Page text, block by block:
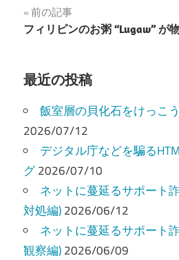
投
稿
ナ
ビ
ゲ
ー
シ
ョ
ン
前の記事
フィリピンのお粥 “Lugaw” が
最近の投稿
飯室層の貝化石をけっこ
2026/07/12
デジタル庁などを騙る
グ2026/07/10
ネットに蔓延るサポート
対処編)2026/06/12
ネットに蔓延るサポート
観察編)2026/06/09